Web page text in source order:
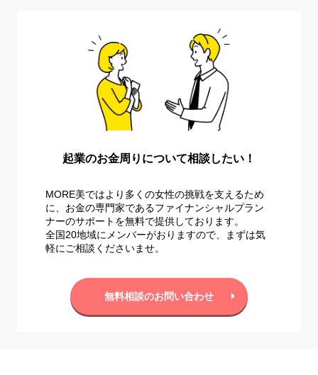
起業のお金周りについて相談したい！
MORE美ではより多くの女性の挑戦を支えるため
に、お金の専門家であるファイナンシャルプラン
ナーのサポートを無料で提供しております。
全国20地域にメンバーがおりますので、まずは気
軽にご相談くださいませ。
無料相談のお問い合わせ